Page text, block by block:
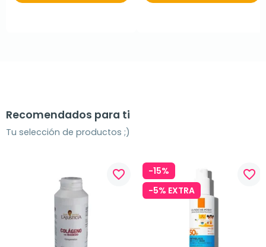
Recomendados para ti
Tu selección de productos ;)
favorite_border
-15%
-5% EXTRA
favorite_border